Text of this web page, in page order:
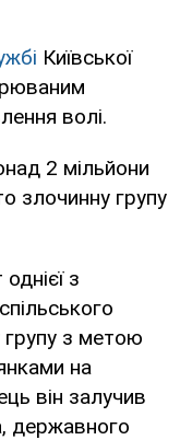
Київської
волі.
2 мільйони
злочинну групу
з
групу з метою
на
він залучив
державного